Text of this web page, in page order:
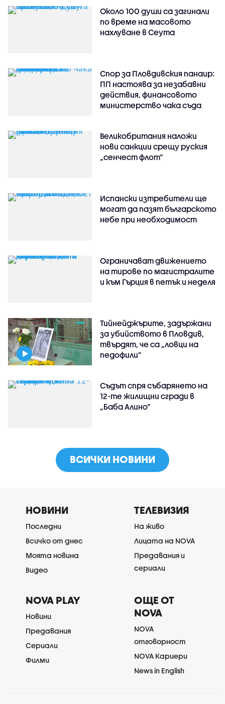
Около 100 души са загинали
по време на масовото
нахлуване в Сеута
Спор за Пловдивския панаир:
ПП настоява за незабавни
действия, финансовото
министерство чака съда
Великобритания наложи
нови санкции срещу руския
„сенчест флот“
Испански изтребители ще
могат да пазят българското
небе при необходимост
Ограничават движението
на тирове по магистралите
и към Гърция в петък и неделя
Тийнейджърите, задържани
за убийството в Пловдив,
твърдят, че са „ловци на
педофили”
Съдът спря събарянето на
12-те жилищни сгради в
„Баба Алино“
ВСИЧКИ НОВИНИ
НОВИНИ
Последни
Всичко от днес
Моята новина
Видео
ТЕЛЕВИЗИЯ
На живо
Лицата на NOVA
Предавания и
сериали
NOVA PLAY
Новини
Предавания
Сериали
Филми
ОЩЕ ОТ
NOVA
NOVA
отговорност
NOVA Кариери
News in English